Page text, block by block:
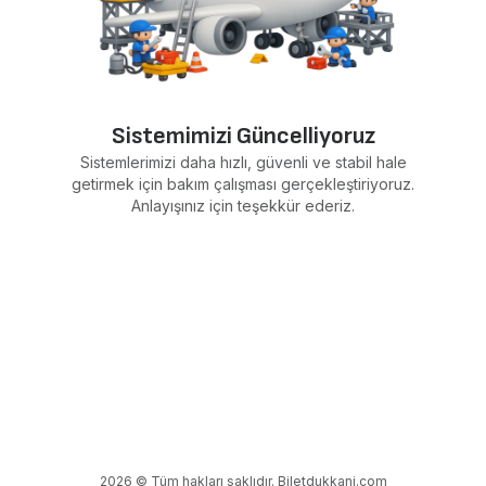
Sistemimizi Güncelliyoruz
Sistemlerimizi daha hızlı, güvenli ve stabil hale
getirmek için bakım çalışması gerçekleştiriyoruz.
Anlayışınız için teşekkür ederiz.
2026 © Tüm hakları saklıdır. Biletdukkani.com